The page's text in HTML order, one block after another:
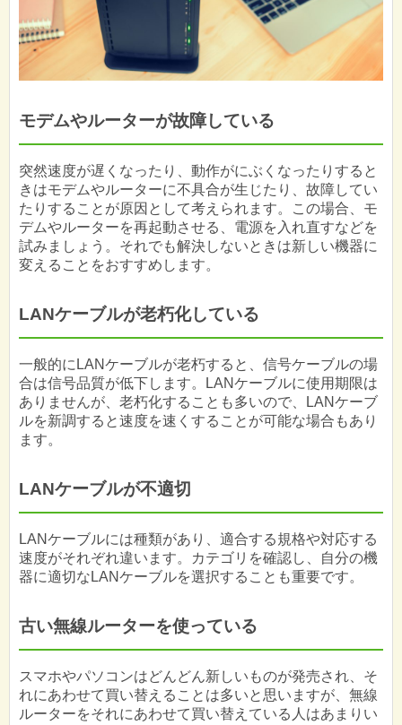
モデムやルーターが故障している
突然速度が遅くなったり、動作がにぶくなったりすると
きはモデムやルーターに不具合が生じたり、故障してい
たりすることが原因として考えられます。この場合、モ
デムやルーターを再起動させる、電源を入れ直すなどを
試みましょう。それでも解決しないときは新しい機器に
変えることをおすすめします。
LANケーブルが老朽化している
一般的にLANケーブルが老朽すると、信号ケーブルの場
合は信号品質が低下します。LANケーブルに使用期限は
ありませんが、老朽化することも多いので、LANケーブ
ルを新調すると速度を速くすることが可能な場合もあり
ます。
LANケーブルが不適切
LANケーブルには種類があり、適合する規格や対応する
速度がそれぞれ違います。カテゴリを確認し、自分の機
器に適切なLANケーブルを選択することも重要です。
古い無線ルーターを使っている
スマホやパソコンはどんどん新しいものが発売され、そ
れにあわせて買い替えることは多いと思いますが、無線
ルーターをそれにあわせて買い替えている人はあまりい